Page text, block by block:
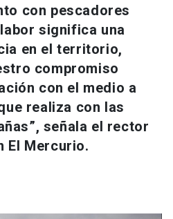
launch
con pescadores
significa una
en el territorio,
compromiso
con el medio a
realiza con las
señala el rector
El Mercurio.